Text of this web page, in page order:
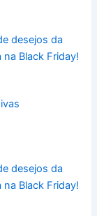
desejos da
Black Friday!
desejos da
Black Friday!